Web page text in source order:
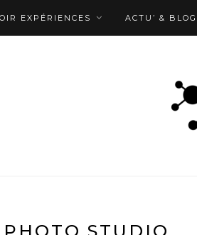
EXPÉRIENCES ACTU’ &